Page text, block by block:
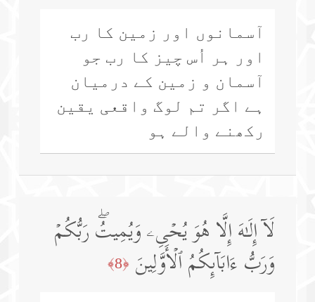
آسمانوں اور زمین کا رب
اور ہر اُس چیز کا رب جو
آسمان و زمین کے درمیان
ہے اگر تم لوگ واقعی یقین
رکھنے والے ہو
لَاۤ إِلَـٰهَ إِلَّا هُوَ یُحۡیِۦ وَیُمِیتُۖ رَبُّكُمۡ
وَرَبُّ ءَابَاۤىِٕكُمُ ٱلۡأَوَّلِینَ ﴿8﴾